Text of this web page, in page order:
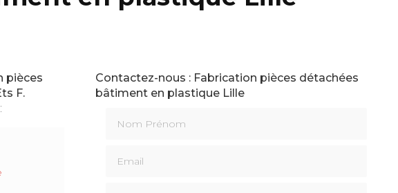
pièces
F.
Contactez-nous : Fabrication pièces détachées
bâtiment en plastique Lille